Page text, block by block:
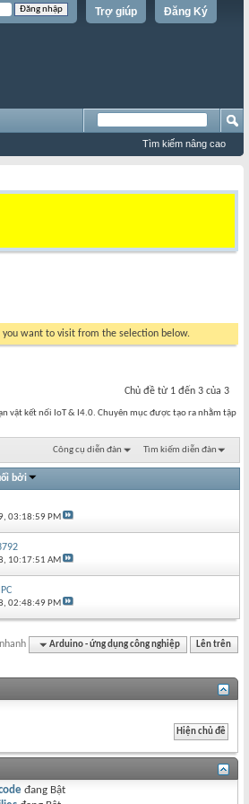
Đăng Ký
Trợ giúp
Tìm kiếm nâng cao
want to visit from the selection below.
Chủ đề từ 1 đến 3 của 3
vật kết nối IoT & I4.0. Chuyên mục được tạo ra nhằm tập
Công cụ diễn đàn Tìm kiếm diễn đàn
bởi
03:18:59 PM
10:17:51 AM
02:48:49 PM
Arduino - ứng dụng công nghiệp Lên trên
đang Bật